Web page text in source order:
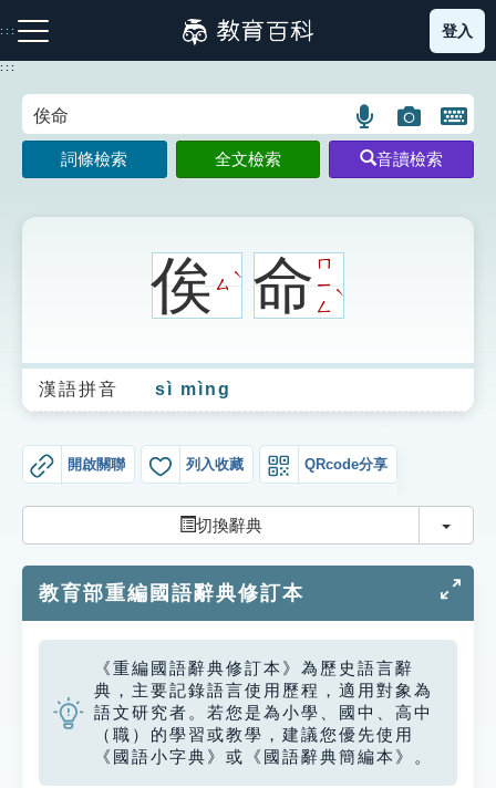
到
主
:::
注音索引圖示 筆畫索引圖示 部首索引表圖示
生字詞彙表
成語故事
索引選單
單字索引
生命大百科索引
遊戲專區
教學應用
登入
:::
語
言
搜
圖
片
搜
開
鍵
圖
詞條檢索 全文檢索 音讀檢索
俟ㄙ
ˋ 命ㄇ
ㄧ
ㄥ
ˋ
漢語拼音 sì mìng
開啟關聯 列入收藏 QRcode分享
切換辭典 切換
教育部重編國語辭典修訂本
《重編國語辭典修訂本》為歷史語言辭
典，主要記錄語言使用歷程，適用對象為
語文研究者。若您是為小學、國中、高中
（職）的學習或教學，建議您優先使用
《國語小字典》或《國語辭典簡編本》。